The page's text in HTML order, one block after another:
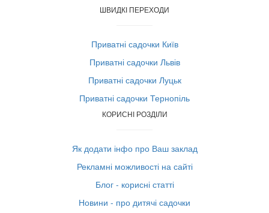
ШВИДКІ ПЕРЕХОДИ
Приватні садочки Київ
Приватні садочки Львів
Приватні садочки Луцьк
Приватні садочки Тернопіль
КОРИСНІ РОЗДІЛИ
Як додати інфо про Ваш заклад
Рекламні можливості на сайті
Блог - корисні статті
Новини - про дитячі садочки